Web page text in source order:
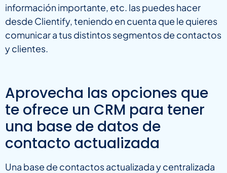
información importante, etc. las puedes hacer
desde Clientify, teniendo en cuenta que le quieres
comunicar a tus distintos segmentos de contactos
y clientes.
Aprovecha las opciones que
te ofrece un CRM para tener
una base de datos de
contacto actualizada
Una base de contactos actualizada y centralizada